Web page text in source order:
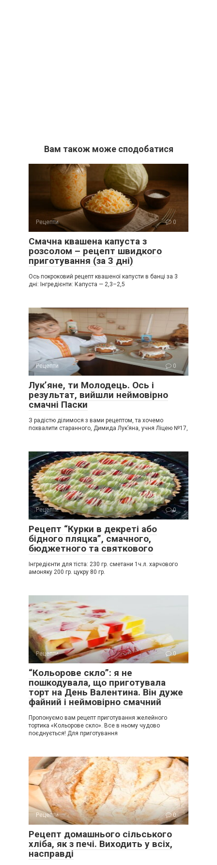
Вам також може сподобатися
Рецепти 0
Смачна квашена капуста з
розсолом – рецепт швидкого
приготування (за 3 дні)
Ось покроковий рецепт квашеної капусти в банці за 3
дні: Інгредієнти: Капуста — 2,3–2,5
Рецепти 0
Лук’яне, ти Молодець. Ось і
результат, вийшли неймовірно
смачні Паски
З радістю ділимося з вами рецептом, та хочемо
похвалити старанного, Димида Лук’яна, учня Ліцею №17,
Рецепти 0
Рецепт “Курки в декреті або
бідного пляцка”, смачного,
бюджетного та святкового
Інгредієнти для тіста: 230 гр. сметани 1ч.л. харчового
амоняку 200 гр. цукру 80 гр.
Рецепти 0
“Кольорове скло”: я не
пошкодувала, що приготувала
торт на День Валентина. Він дуже
файний і неймовірно смачний
Пропонуємо вам рецепт приготування желейного
тортика «Кольорове скло». Все в ньому чудово
поєднується! Для приготування
Рецепти 0
Рецепт домашнього сільського
хліба, як з печі. Виходить у всіх,
насправді